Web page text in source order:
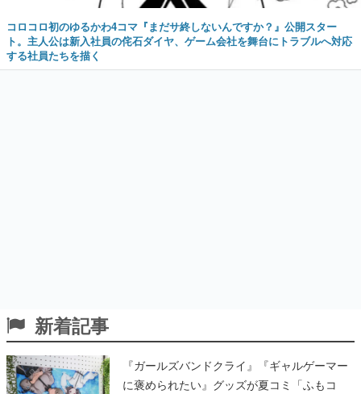
コロコロ初のゆるかわ4コマ『まだサ終しないんですか？』公開スター
ト。主人公は新入社員の侘石ダイヤ、ゲーム会社を舞台にトラブルへ対応
する社員たちを描く
新着記事
『ガールズバンドクライ』『ギャルゲーマー
に褒められたい』グッズが夏コミ「ふもコ